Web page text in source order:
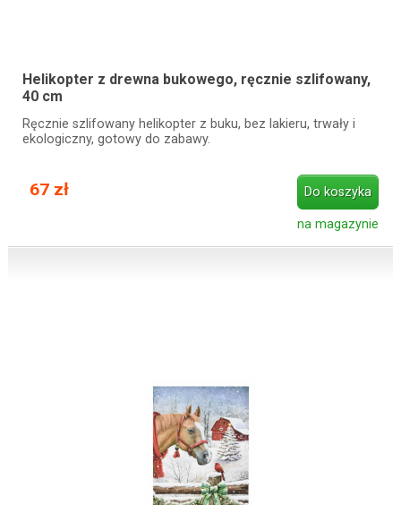
Helikopter z drewna bukowego, ręcznie szlifowany,
40 cm
Ręcznie szlifowany helikopter z buku, bez lakieru, trwały i
ekologiczny, gotowy do zabawy.
67 zł Do koszyka
na magazynie